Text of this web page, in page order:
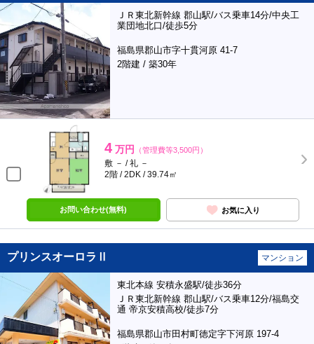
ＪＲ東北新幹線 郡山駅/バス乗車14分/中央工
業団地北口/徒歩5分
福島県郡山市字十貫河原 41-7
2階建 / 築30年
4 万円 （管理費等3,500円）
敷 － / 礼 －
2階 / 2DK / 39.74㎡
お問い合わせ(無料) お気に入り
プリンスオーロラⅡ マンション
東北本線 安積永盛駅/徒歩36分
ＪＲ東北新幹線 郡山駅/バス乗車12分/福島交
通 帝京安積高校/徒歩7分
福島県郡山市田村町徳定字下河原 197-4